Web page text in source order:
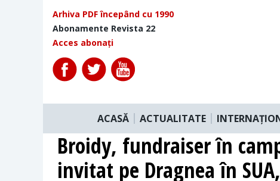
Arhiva PDF începând cu 1990
Abonamente Revista 22
Acces abonați
ACASĂ ACTUALITATE
Broidy, fundraiser în
invitat pe Dragnea în